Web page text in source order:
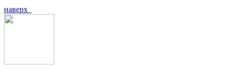
наверх